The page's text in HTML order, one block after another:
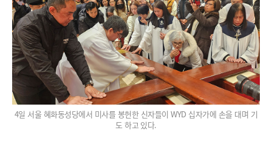
4일 서울 혜화동성당에서 미사를 봉헌한 신자들이 WYD 십자가에 손을 대며 기
도 하고 있다.